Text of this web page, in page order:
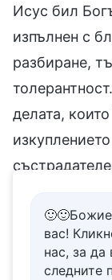
Исус бил
изпълнен с
разбиране,
делата,
бъде
покаже, че
дотолкова,
вас!
нас, за
следните